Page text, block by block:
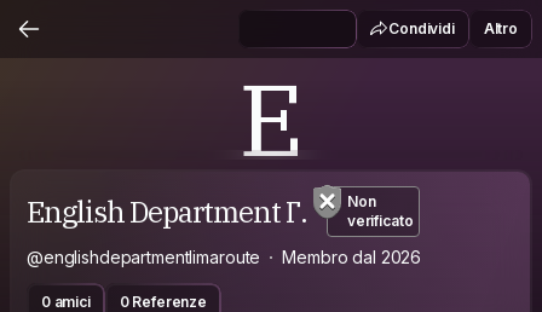
Condividi Altro
E
English Department Г.
Non
verificato
@englishdepartmentlimaroute Membro dal 2026
0 amici 0 Referenze